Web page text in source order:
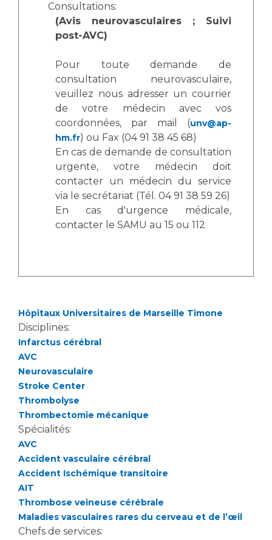
Maternité Hôpital Nord
Vos représentants
La Commission Des Usagers (CDU)
Les Comités Locaux des Usagers
Le projet des usagers
Qualité
Nos indicateurs qualité et de sécurité des soins
Sécurité
Les recherches en santé à l’AP-HM
Lieu de santé sans tabac
Communiqués de presse
Dossiers de presse
Fournisseurs
Rôles et missions
Liste des marchés conclus
Documents utiles
Consultations:
(Avis neurovasculaires ; Suivi
post-AVC)
Pour toute demande de
consultation neurovasculaire,
veuillez nous adresser un courrier
de votre médecin avec vos
coordonnées, par mail (unv@ap-
hm.fr) ou Fax (04 91 38 45 68)
En cas de demande de consultation
urgente, votre médecin doit
contacter un médecin du service
via le secrétariat (Tél. 04 91 38 59 26)
En cas d'urgence médicale,
contacter le SAMU au 15 ou 112
Hôpitaux Universitaires de Marseille Timone
Disciplines:
Infarctus cérébral
AVC
Neurovasculaire
Stroke Center
Thrombolyse
Thrombectomie mécanique
Spécialités:
AVC
Accident vasculaire cérébral
Accident Ischémique transitoire
AIT
Thrombose veineuse cérébrale
Maladies vasculaires rares du cerveau et de l’œil
Chefs de services: